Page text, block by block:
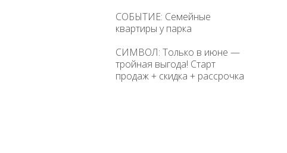
СОБЫТИЕ: Семейные
квартиры у парка
СИМВОЛ: Только в июне —
тройная выгода! Старт
продаж + скидка + рассрочка